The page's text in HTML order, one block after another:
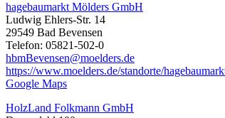
hagebaumarkt Mölders GmbH
Ludwig Ehlers-Str. 14
29549 Bad Bevensen
Telefon: 05821-502-0
hbmBevensen@moelders.de
https://www.moelders.de/standorte/
Google Maps
HolzLand Folkmann GmbH